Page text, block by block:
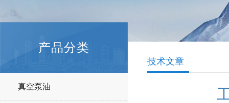
产品分类
真空泵油
技术文章